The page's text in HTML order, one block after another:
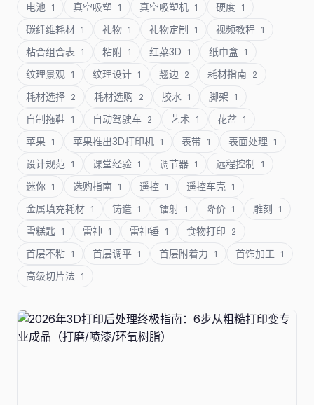
电池 1 真空吸塑 1 真空吸塑机 1 硬度 1
碳纤维耗材 1 礼物 1 礼物定制 1 视频教程 1
粘合组合表 1 粘附 1 红菜3D 1 纸巾盒 1
纹理景观 1 纹理设计 1 翘边 2 耗材指南 2
耗材选择 2 耗材选购 2 胶水 1 脚架 1
自制拖鞋 1 自动驾驶车 2 艺术 1 花盆 1
苹果 1 苹果推出3D打印机 1 表带 1 表面处理 1
设计规范 1 课堂经验 1 调节器 1 远程控制 1
迷你 1 选购指南 1 遥控 1 遥控车壳 1
金属填充耗材 1 铸造 1 镭射 1 降价 1 雕刻 1
雪糕匙 1 雷神 1 雷神锤 1 食物打印 2
首层不粘 1 首层调平 1 首层附着力 1 首饰加工 1
高级切片法 1